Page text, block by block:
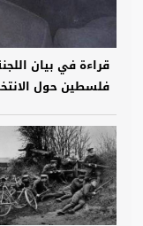
قراءة في بيان
فلسطين حول